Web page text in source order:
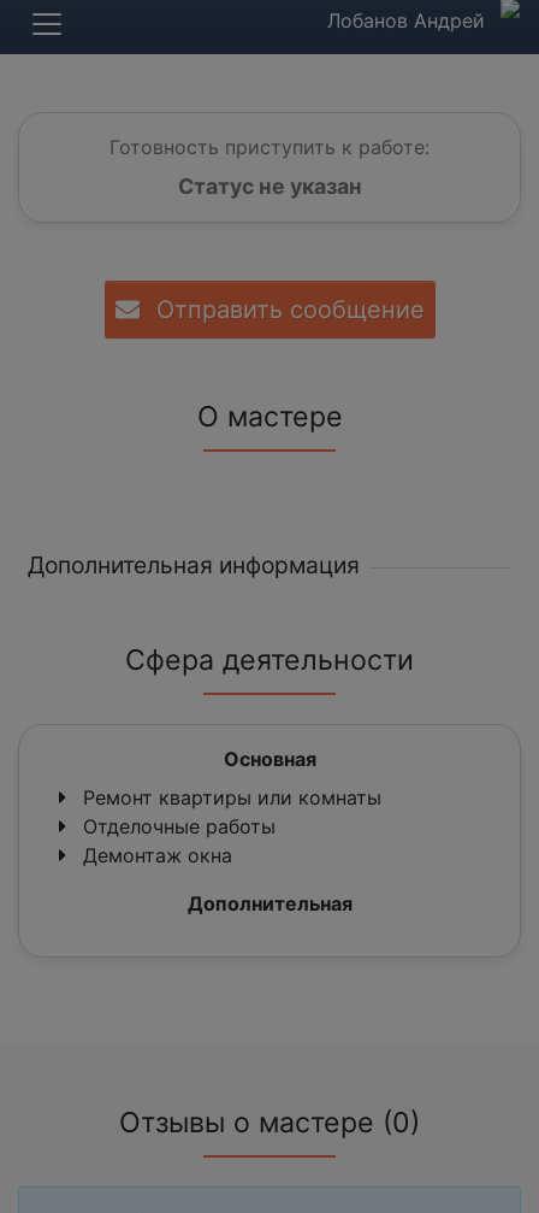
Лобанов Андрей
Готовность приступить к работе:
Статус не указан
Отправить сообщение
О мастере
Дополнительная информация
Сфера деятельности
Основная
Ремонт квартиры или комнаты
Отделочные работы
Демонтаж окна
Дополнительная
Отзывы о мастере (0)